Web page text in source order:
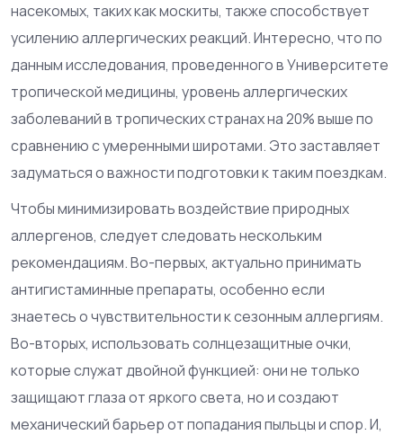
насекомых, таких как москиты, также способствует
усилению аллергических реакций. Интересно, что по
данным исследования, проведенного в Университете
тропической медицины, уровень аллергических
заболеваний в тропических странах на 20% выше по
сравнению с умеренными широтами. Это заставляет
задуматься о важности подготовки к таким поездкам.
Чтобы минимизировать воздействие природных
аллергенов, следует следовать нескольким
рекомендациям. Во-первых, актуально принимать
антигистаминные препараты, особенно если
знаетесь о чувствительности к сезонным аллергиям.
Во-вторых, использовать солнцезащитные очки,
которые служат двойной функцией: они не только
защищают глаза от яркого света, но и создают
механический барьер от попадания пыльцы и спор. И,